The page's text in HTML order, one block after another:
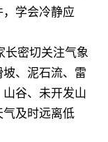
学会冷静应
长密切关注气象
、泥石流、雷
谷、未开发山
及时远离低